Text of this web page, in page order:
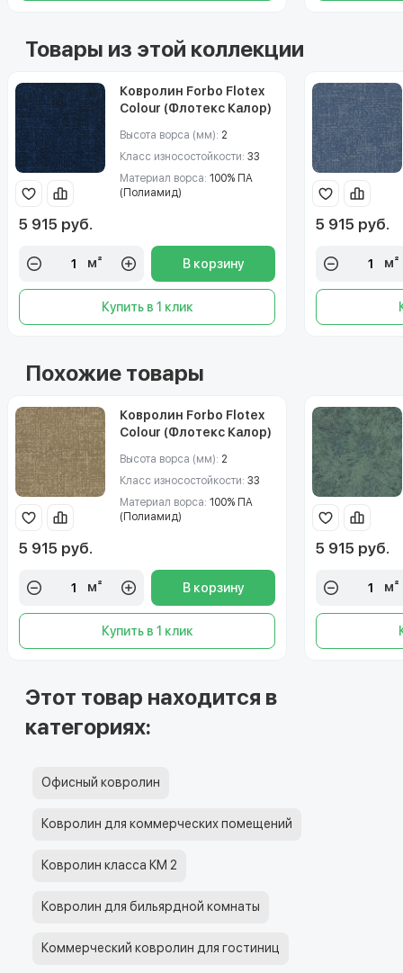
Товары из этой коллекции
Ковролин Forbo Flotex
Colour (Флотекс Калор)
Высота ворса (мм): 2
Класс износостойкости: 33
Материал ворса: 100% ПА
(Полиамид)
5 915 руб.
м² В корзину
Купить в 1 клик
5 915 руб.
м²
Похожие товары
Ковролин Forbo Flotex
Colour (Флотекс Калор)
Высота ворса (мм): 2
Класс износостойкости: 33
Материал ворса: 100% ПА
(Полиамид)
5 915 руб.
м² В корзину
Купить в 1 клик
5 915 руб.
м²
Этот товар находится в
категориях:
Офисный ковролин
Ковролин для коммерческих помещений
Ковролин класса КМ 2
Ковролин для бильярдной комнаты
Коммерческий ковролин для гостиниц